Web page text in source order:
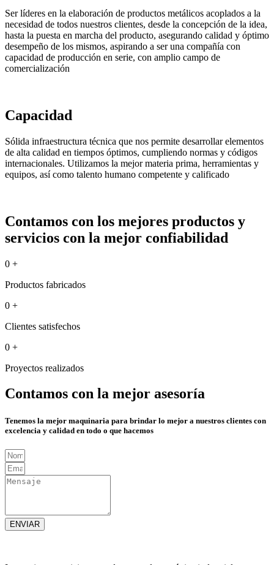
Ser líderes en la elaboración de productos metálicos acoplados a la
necesidad de todos nuestros clientes, desde la concepción de la idea,
hasta la puesta en marcha del producto, asegurando calidad y óptimo
desempeño de los mismos, aspirando a ser una compañía con
capacidad de producción en serie, con amplio campo de
comercialización
Capacidad
Sólida infraestructura técnica que nos permite desarrollar elementos
de alta calidad en tiempos óptimos, cumpliendo normas y códigos
internacionales. Utilizamos la mejor materia prima, herramientas y
equipos, así como talento humano competente y calificado
Contamos con los mejores productos y
servicios con la mejor confiabilidad
0 +
Productos fabricados
0 +
Clientes satisfechos
0 +
Proyectos realizados
Contamos con la mejor asesoría
Tenemos la mejor maquinaria para brindar lo mejor a nuestros clientes con
excelencia y calidad en todo o que hacemos
ENVIAR